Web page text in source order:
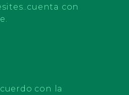
ADUAMERICA S.A.
con
con la